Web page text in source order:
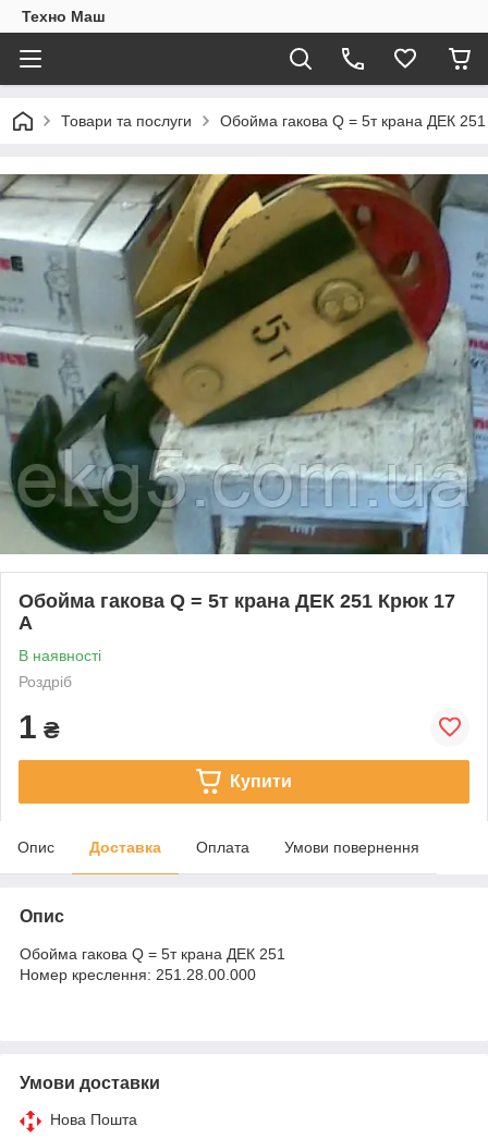
Техно Маш
Товари та послуги Обойма гакова Q = 5т крана ДЕК
Обойма гакова Q = 5т крана ДЕК 251 Крюк 17
А
В наявності
Роздріб
1 ₴
Купити
Опис Доставка Оплата Умови повернення
Опис
Обойма гакова Q = 5т крана ДЕК 251
Номер креслення: 251.28.00.000
Умови доставки
Нова Пошта